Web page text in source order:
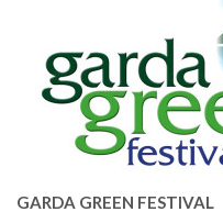
GARDA GREEN FESTIVAL